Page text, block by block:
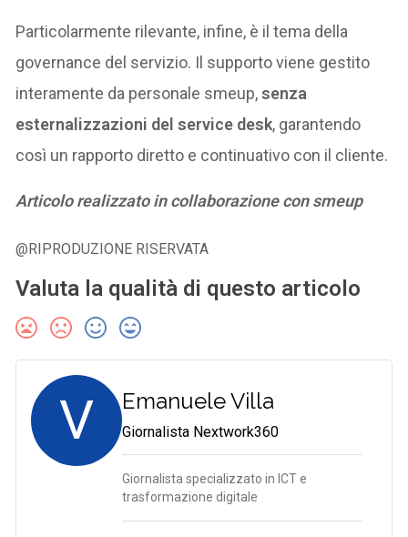
Particolarmente rilevante, infine, è il tema della
governance del servizio. Il supporto viene gestito
interamente da personale smeup,senza
esternalizzazioni del service desk, garantendo
così un rapporto diretto e continuativo con il cliente.
Articolo realizzato in collaborazione con smeup
@RIPRODUZIONE RISERVATA
Valuta la qualità di questo articolo
V Emanuele Villa
Giornalista Nextwork360
Giornalista specializzato in ICT e
trasformazione digitale